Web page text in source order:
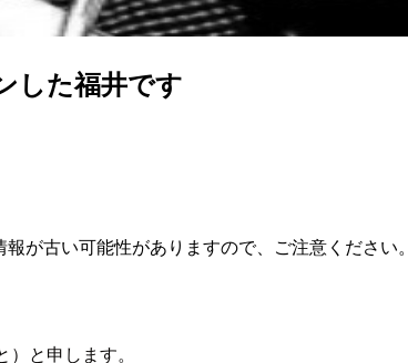
した福井です
が古い可能性がありますので、ご注意ください。
と申します。